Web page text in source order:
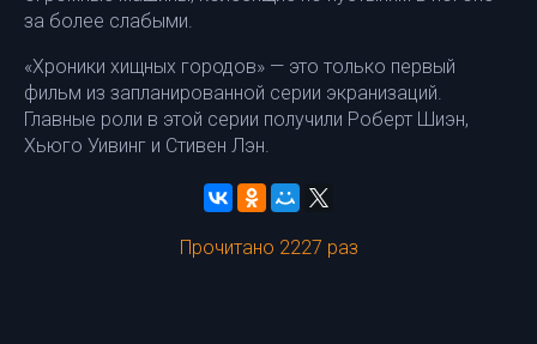
за более слабыми.
«Хроники хищных городов» — это только первый
фильм из запланированной серии экранизаций.
Главные роли в этой серии получили Роберт Шиэн,
Хьюго Уивинг и Стивен Лэн.
Прочитано 2227 раз